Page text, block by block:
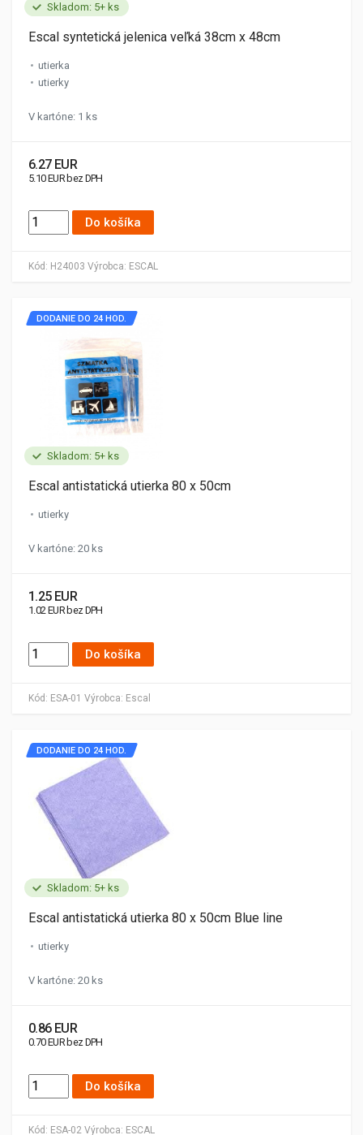
Skladom: 5+ ks
Kód: H24003 Výrobca: ESCAL
Escal syntetická jelenica veľká 38cm x 48cm
utierka
utierky
V kartóne: 1 ks
6.27 EUR
5.10 EUR bez DPH
Do košíka
Skladom: 5+ ks
Kód: ESA-01 Výrobca: Escal
DODANIE DO 24 HOD.
Escal antistatická utierka 80 x 50cm
utierky
V kartóne: 20 ks
1.25 EUR
1.02 EUR bez DPH
Do košíka
Skladom: 5+ ks
Kód: ESA-02 Výrobca: ESCAL
DODANIE DO 24 HOD.
Escal antistatická utierka 80 x 50cm Blue line
utierky
V kartóne: 20 ks
0.86 EUR
0.70 EUR bez DPH
Do košíka